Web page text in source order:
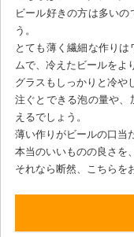
ビール好きの方は多い
う。
とても薄く繊細な作り
ムで、冷えたビールをよ
グラスもしっかりと冷や
注ぐとできる泡の量や、
えるでしょう。
薄い作りがビールの口当
本当のいいものの良さを
それなら断然、こちらを